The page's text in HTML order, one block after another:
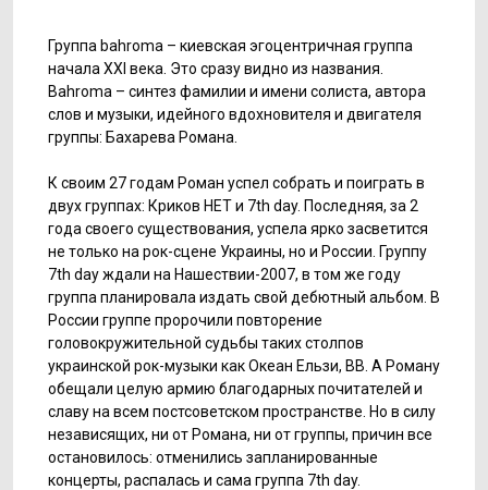
Группа bahroma – киевская эгоцентричная группа
начала XXI века. Это сразу видно из названия.
Bahroma – синтез фамилии и имени солиста, автора
слов и музыки, идейного вдохновителя и двигателя
группы: Бахарева Романа.
К своим 27 годам Роман успел собрать и поиграть в
двух группах: Криков НЕТ и 7th day. Последняя, за 2
года своего существования, успела ярко засветится
не только на рок-сцене Украины, но и России. Группу
7th day ждали на Нашествии-2007, в том же году
группа планировала издать свой дебютный альбом. В
России группе пророчили повторение
головокружительной судьбы таких столпов
украинской рок-музыки как Океан Ельзи, ВВ. А Роману
обещали целую армию благодарных почитателей и
славу на всем постсоветском пространстве. Но в силу
независящих, ни от Романа, ни от группы, причин все
остановилось: отменились запланированные
концерты, распалась и сама группа 7th day.